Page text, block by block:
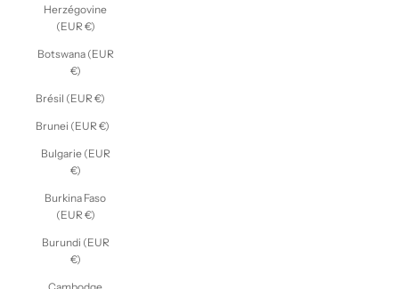
Herzégovine
(EUR €)
Botswana (EUR
€)
Brésil (EUR €)
Brunei (EUR €)
Bulgarie (EUR
€)
Burkina Faso
(EUR €)
Burundi (EUR
€)